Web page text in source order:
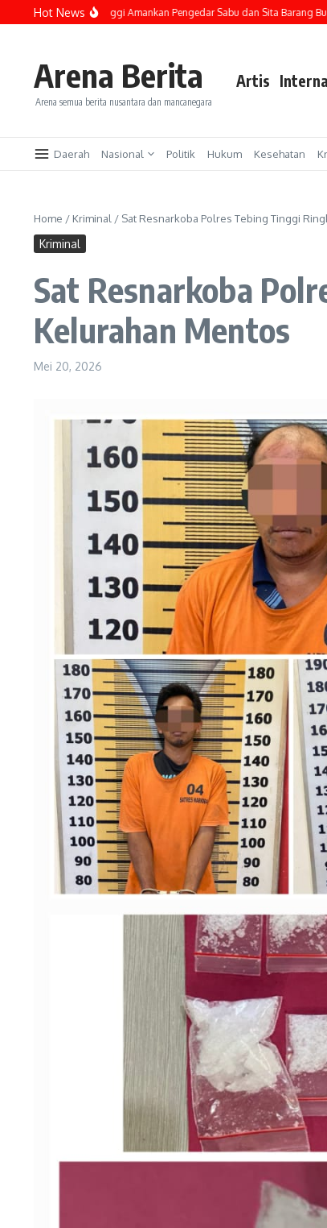
Lewati ke konten
Hot News
Tebing Tinggi Amankan Pengedar Sabu dan Sita Barang Bukti 9,56
Arena Berita
Arena semua berita nusantara dan mancanegara
Artis
Daerah Nasional Politik Hukum Kesehatan
Home / Kriminal / Sat Resnarkoba Polres Tebing Tinggi
Kriminal
Sat Resnarkoba
Kelurahan Mentos
Mei 20, 2026